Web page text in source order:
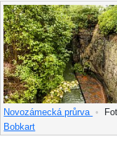
Novozámecká průrva •
Bobkart